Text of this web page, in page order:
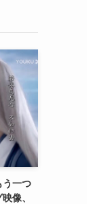
一つ
像、